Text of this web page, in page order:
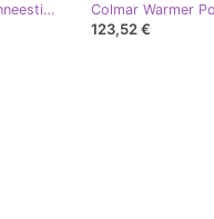
Colmar Warmer Overcloud 203 Schneestiefel schwarz
123,52 €